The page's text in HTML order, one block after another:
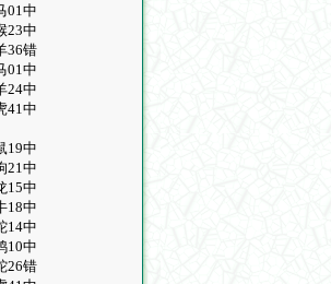
01中
23中
36错
01中
24中
41中
19中
21中
15中
18中
14中
10中
26错